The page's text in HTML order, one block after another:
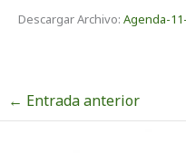
Descargar Archivo:Agenda-
← Entrada anterior